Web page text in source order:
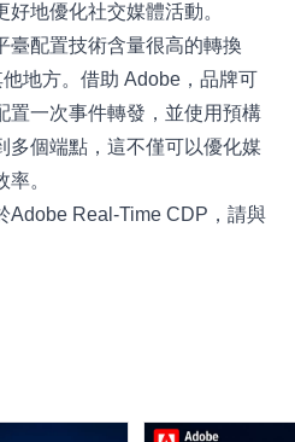
地優化社交媒體活動。
臺配置技術含量很高的轉換
地方。借助 Adobe，品牌可
置一次事件轉發，並使用預構
多個端點，這不僅可以優化媒
。
Adobe Real-Time CDP，請與